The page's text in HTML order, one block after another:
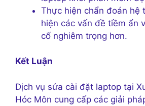
Thực hiện chẩn đoán hệ
hiện các vấn đề tiềm ẩn
cố nghiêm trọng hơn.
Kết Luận
Dịch vụ sửa cài đặt laptop tại
Hóc Môn cung cấp các giải